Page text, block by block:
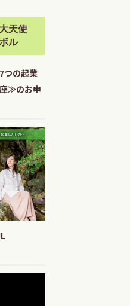
天使
ル
つの起業
≫のお申